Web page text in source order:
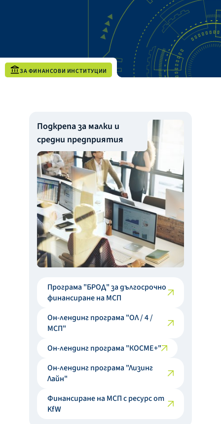
ЗА ФИНАНСОВИ ИНСТИТУЦИИ
Подкрепа за малки и
средни предприятия
Програма "БРОД" за дългосрочно
финансиране на МСП
Он-лендинг програма "ОЛ / 4 /
МСП"
Он-лендинг програма "КОСМЕ+"
Он-лендинг програма "Лизинг
Лайн"
Финансиране на МСП с ресурс от
KfW